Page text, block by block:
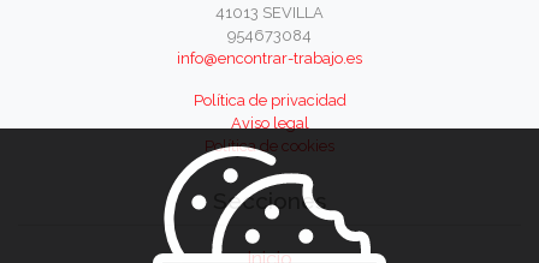
41013 SEVILLA
954673084
info@encontrar-trabajo.es
Política de privacidad
Aviso legal
Política de cookies
Secciones